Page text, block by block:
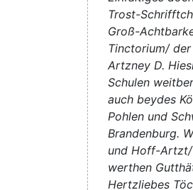
Trost-
Groß-
Tinctorium/
Artzney D.
Schulen
auch beydes
Pohlen und
Brandenburg.
und Hoff-
werthen
Hertzliebes